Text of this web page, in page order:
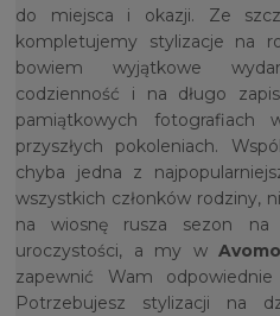
do miejsca i okazji. Ze
kompletujemy stylizacje na
bowiem wyjątkowe
codzienność i na długo
pamiątkowych fotografiach
przyszłych pokoleniach.
chyba jedna z
wszystkich członków rodziny,
na wiosnę rusza sezon na
uroczystości, a my w
zapewnić Wam
Potrzebujesz stylizacji na